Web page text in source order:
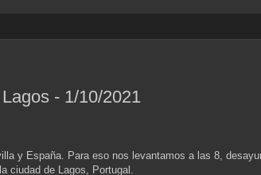
- 1/10/2021
y España. Para eso nos levantamos a las 8,
ciudad de Lagos, Portugal.